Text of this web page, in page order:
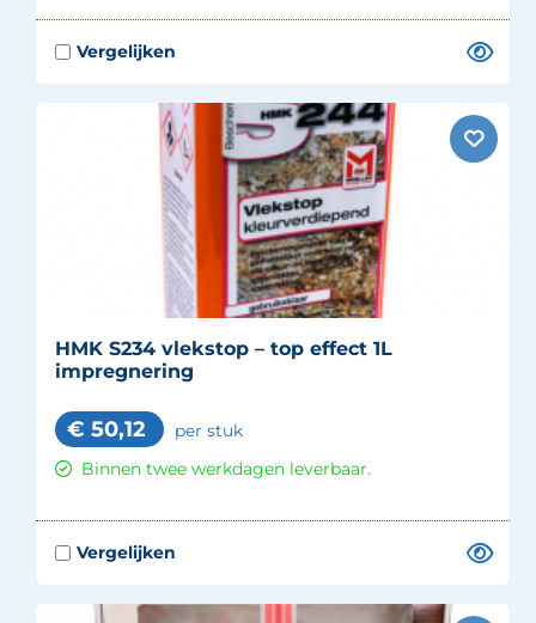
HMK S234 vlekstop – top effect 1L
impregnering
€ 50,12 per stuk
Binnen twee werkdagen leverbaar.